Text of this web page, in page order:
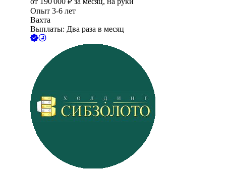
Опыт 3-6 лет
Вахта
Выплаты: Два раза в месяц